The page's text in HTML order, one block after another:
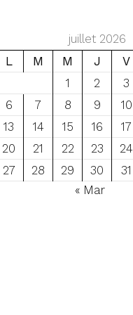
juillet 2026
L
M M J V
1
2 3
6
7 8 9 10
13
14 15 16 17
20
21 22 23 24
27
28 29 30
31
« Mar